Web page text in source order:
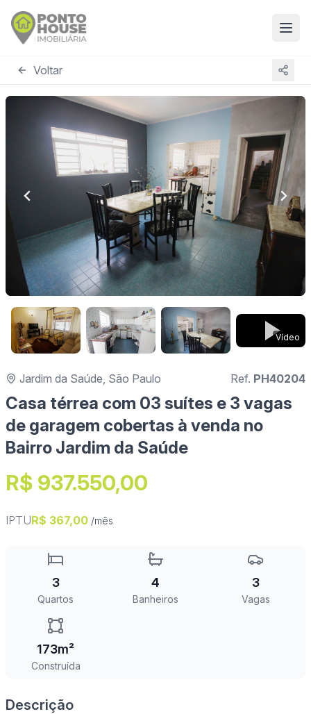
Voltar
Vídeo
Jardim da Saúde, São Paulo Ref. PH40204
Casa térrea com 03 suítes e 3 vagas
de garagem cobertas à venda no
Bairro Jardim da Saúde
R$ 937.550,00
IPTUR$ 367,00 /mês
3
Quartos
4
Banheiros
3
Vagas
173m²
Construída
Descrição